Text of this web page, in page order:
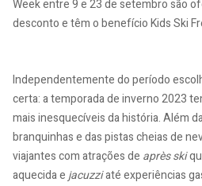
Week entre 9 e 23 de setembro são
desconto e têm o benefício Kids Ski
Independentemente do período
certa: a temporada de inverno 2023
mais inesquecíveis da história. Além
branquinhas e das pistas cheias de
viajantes com atrações de après ski
aquecida e jacuzziaté experiências